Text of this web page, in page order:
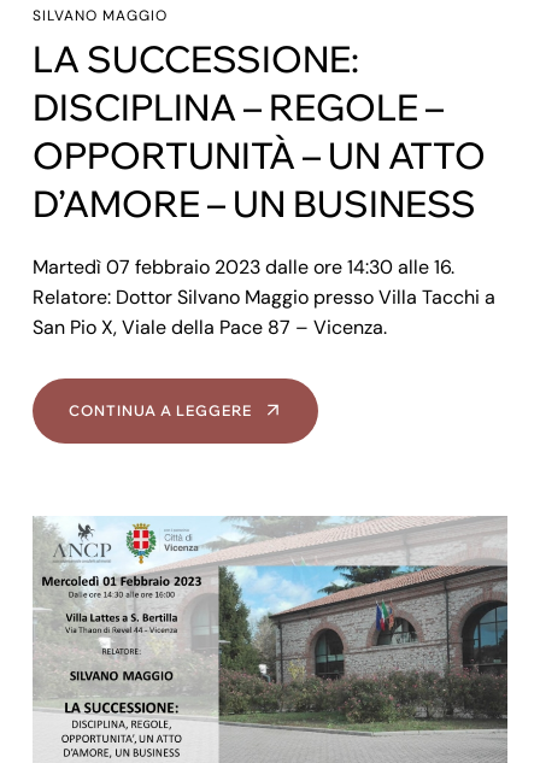
SILVANO MAGGIO
LA SUCCESSIONE:
DISCIPLINA – REGOLE –
OPPORTUNITÀ – UN ATTO
D’AMORE – UN BUSINESS
Martedì 07 febbraio 2023 dalle ore 14:30 alle 16.
Relatore: Dottor Silvano Maggio presso Villa Tacchi a
San Pio X, Viale della Pace 87 – Vicenza.
CONTINUA A LEGGERE